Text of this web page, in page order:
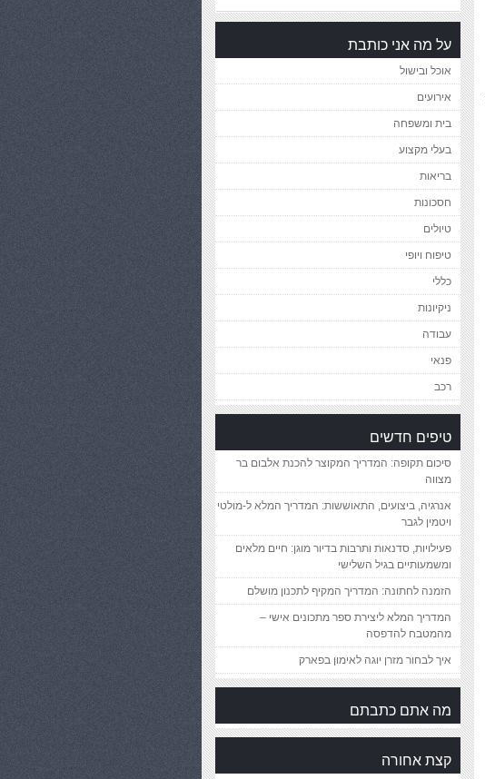
על מה אני כותבת
אוכל ובישול
אירועים
בית ומשפחה
בעלי מקצוע
בריאות
חסכונות
טיולים
טיפוח ויופי
כללי
ניקיונות
עבודה
פנאי
רכב
טיפים חדשים
סיכום תקופה: המדריך המקוצר להכנת אלבום בר
מצווה
אנרגיה, ביצועים, התאוששות: המדריך המלא ל-מולטי
ויטמין לגבר
פעילויות, סדנאות ותרבות בדיור מוגן: חיים מלאים
ומשמעותיים בגיל השלישי
הזמנה לחתונה: המדריך המקיף לתכנון מושלם
המדריך המלא ליצירת ספר מתכונים אישי –
מהמטבח להדפסה
איך לבחור מזרן יוגה לאימון בפארק
מה אתם כתבתם
קצת אחורה